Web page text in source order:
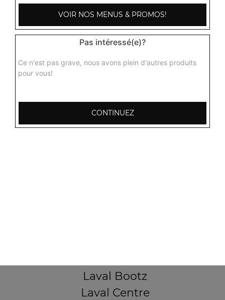
Laval Bootz
Laval Centre
VOIR NOS MENUS & PROMOS!
Pas intéressé(e)?
Ce n'est pas grave, nous avons plein d'autres produits
pour vous!
CONTINUEZ